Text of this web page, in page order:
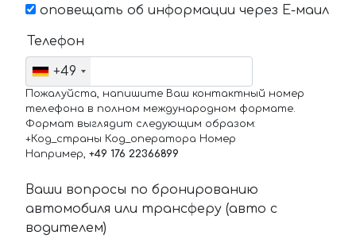
оповещать об информации через Е-маил
Телефон
+49
Пожалуйста, напишите Ваш контактный номер
телефона в полном международном формате.
Формат выглядит следующим образом:
+Код_страны Код_оператора Номер
Например, +49 176 22366899
Ваши вопросы по бронированию
автомобиля или трансферу (авто с
водителем)